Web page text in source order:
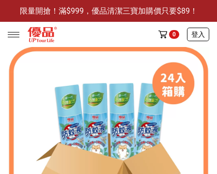
限量開搶！滿$999，優品清潔三寶加購價只要$89！
防霉清潔好幫手-任3件贈保濕抗菌洗手乳
限量開搶！滿$999，優品清潔三寶加購價只要$89！
0 登入
🔥任選1件折9元-新老客戶感恩回饋
全部商品